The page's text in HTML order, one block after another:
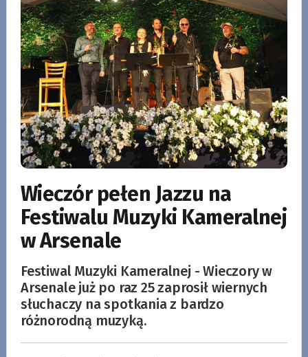
Wieczór pełen Jazzu na
Festiwalu Muzyki Kameralnej
w Arsenale
Festiwal Muzyki Kameralnej - Wieczory w
Arsenale już po raz 25 zaprosił wiernych
słuchaczy na spotkania z bardzo
różnorodną muzyką.